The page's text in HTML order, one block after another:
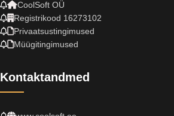
CoolSoft OÜ
Registrikood 16273102
Privaatsustingimused
Müügitingimused
Kontaktandmed